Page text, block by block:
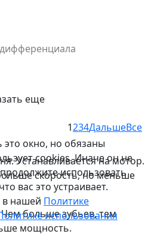
окно, но обязаны
cookies. Иначе он не
использовать
вас это устраивает.
нашей Политике
использования
еще
1234ДальшеВсе
Устанавливается на мотор.
скорость, но меньше
больше зубьев, тем
мощность.